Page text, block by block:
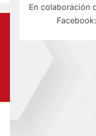
En colaboración